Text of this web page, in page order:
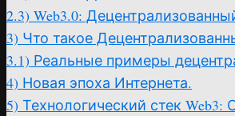
2.3) Web3.0:
3) Что такое
3.1) Реальные примеры
4) Новая эпоха Интернета.
5) Технологический стек